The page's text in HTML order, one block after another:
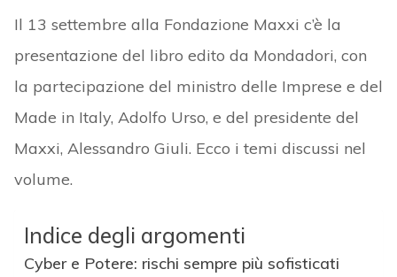
Il 13 settembre alla Fondazione Maxxi c’è la
presentazione del libro edito da Mondadori, con
la partecipazione del ministro delle Imprese e del
Made in Italy, Adolfo Urso, e del presidente del
Maxxi, Alessandro Giuli. Ecco i temi discussi nel
volume.
Indice degli argomenti
Cyber e Potere: rischi sempre più sofisticati